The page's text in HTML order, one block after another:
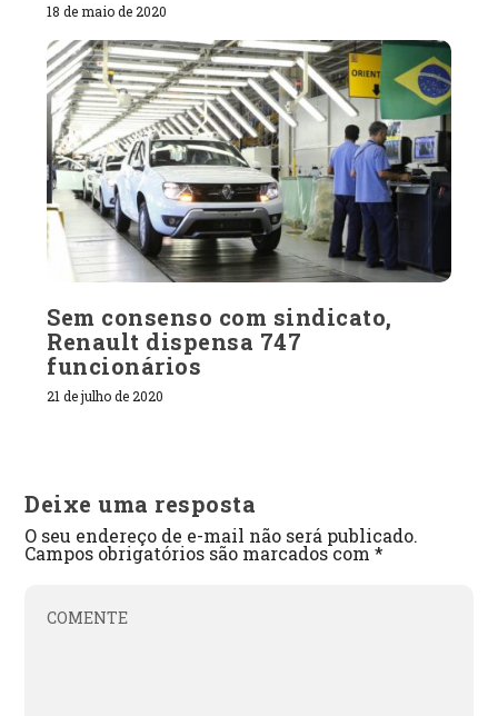
18 de maio de 2020
Sem consenso com sindicato,
Renault dispensa 747
funcionários
21 de julho de 2020
Deixe uma resposta
O seu endereço de e-mail não será publicado.
Campos obrigatórios são marcados com*